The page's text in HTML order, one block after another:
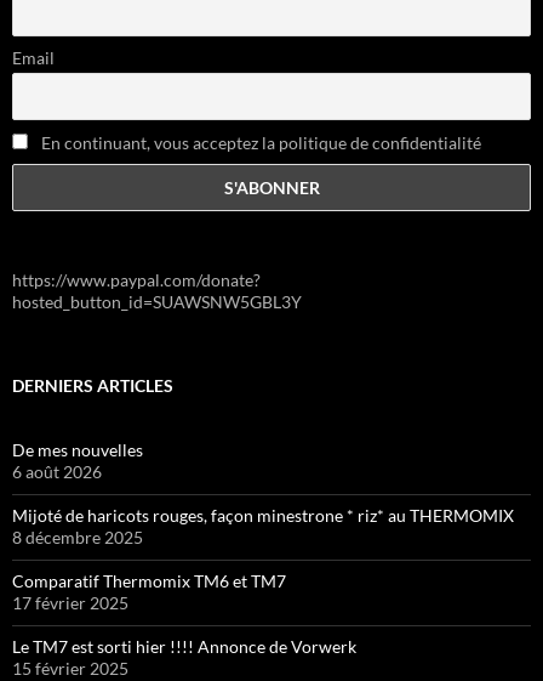
Email
En continuant, vous acceptez la politique de confidentialité
https://www.paypal.com/donate?
hosted_button_id=SUAWSNW5GBL3Y
DERNIERS ARTICLES
De mes nouvelles
6 août 2026
Mijoté de haricots rouges, façon minestrone * riz* au THERMOMIX
8 décembre 2025
Comparatif Thermomix TM6 et TM7
17 février 2025
Le TM7 est sorti hier !!!! Annonce de Vorwerk
15 février 2025